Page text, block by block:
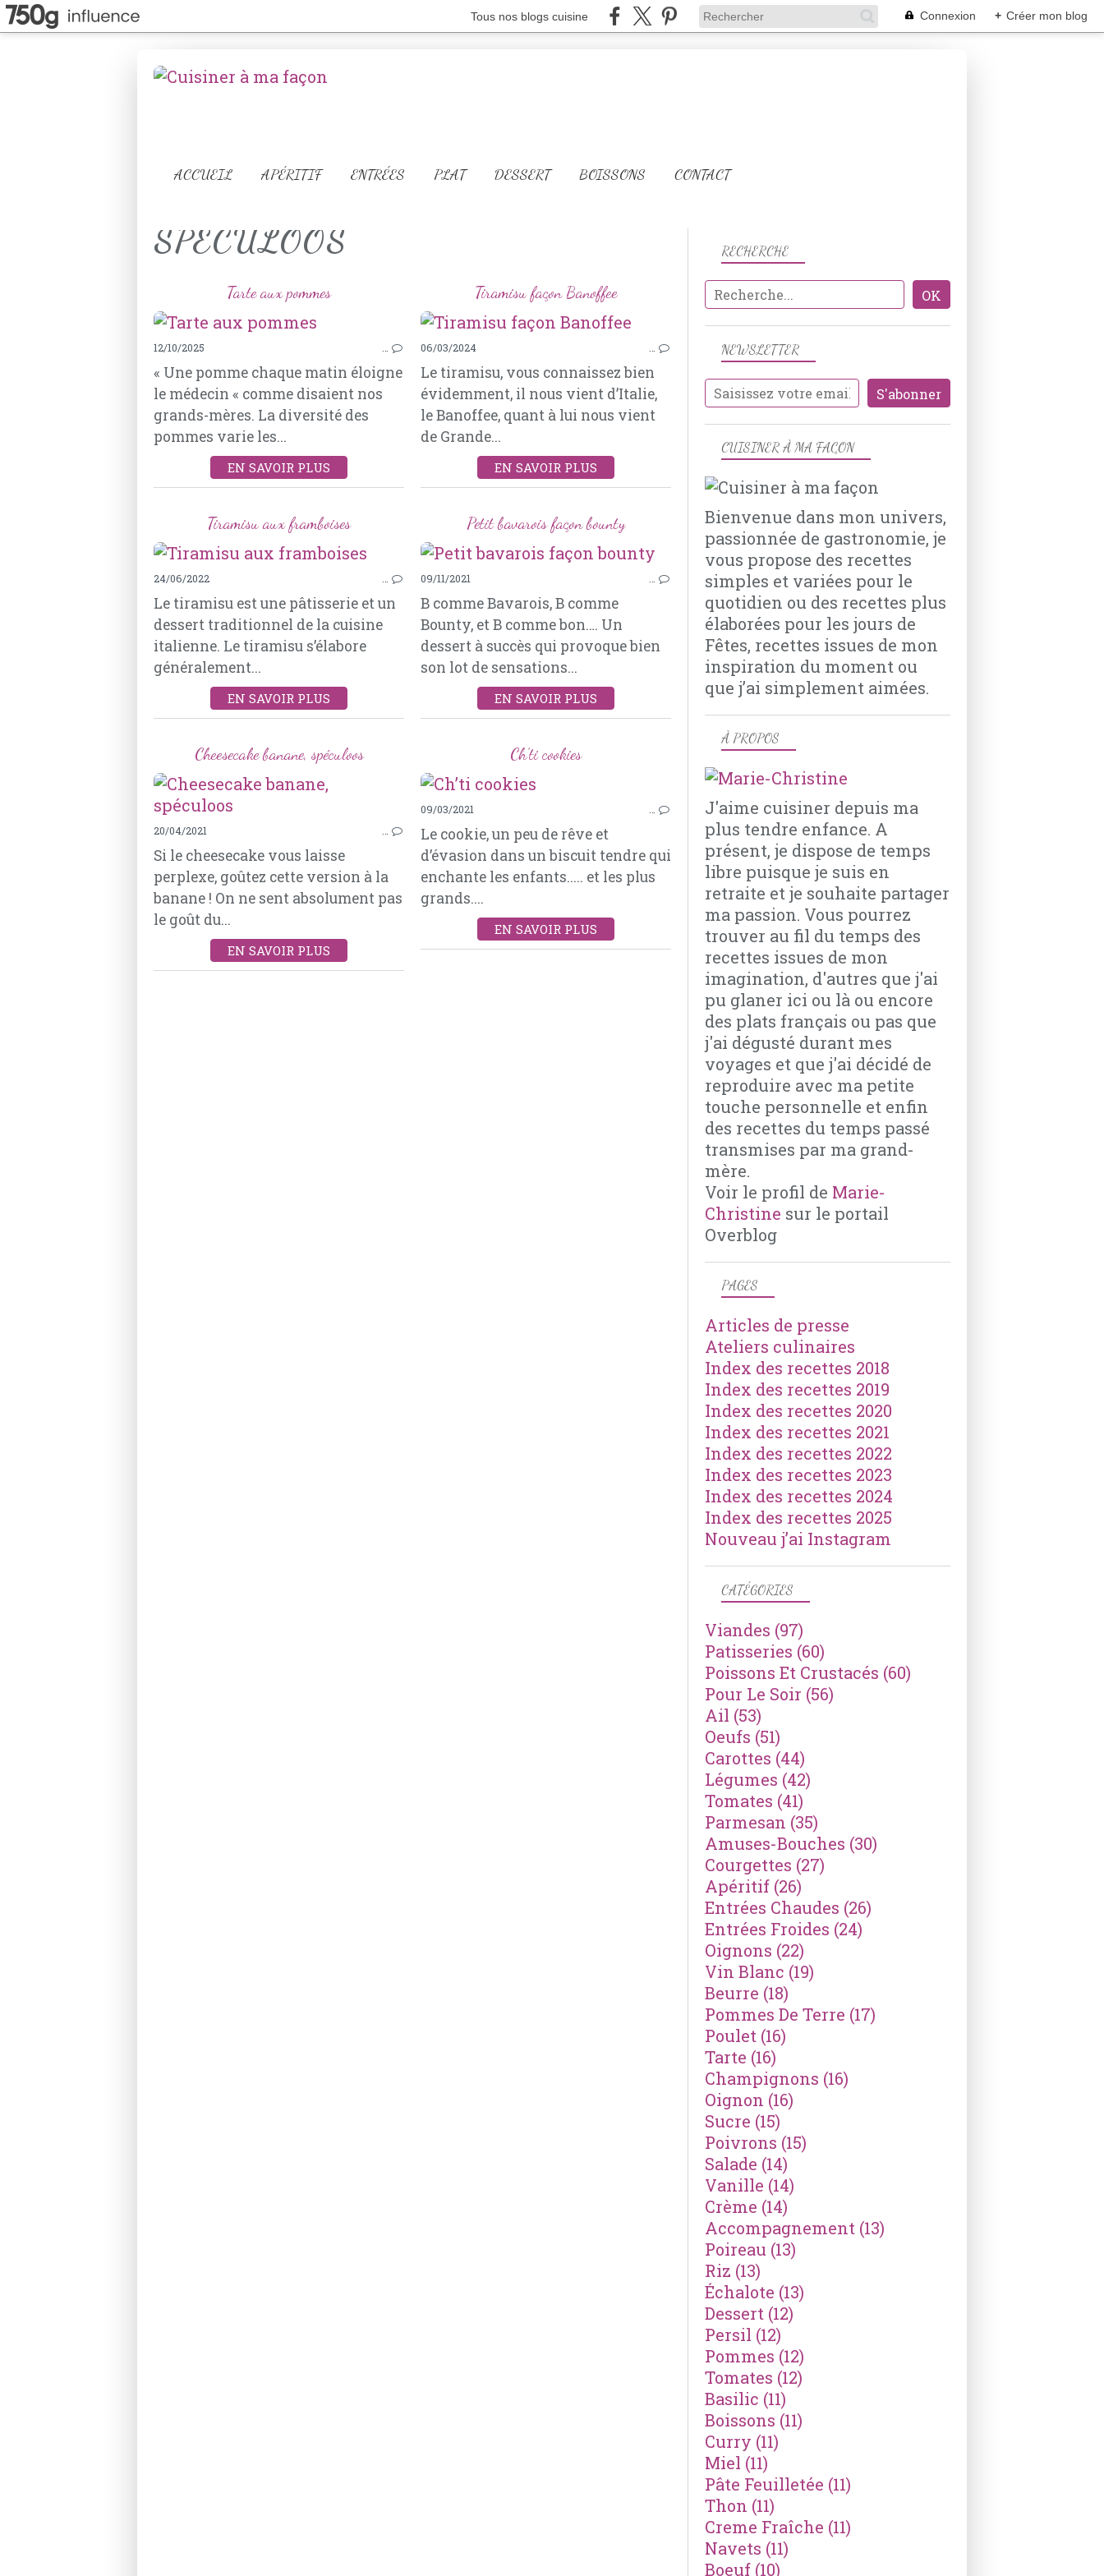
Tous nos blogs cuisine Connexion + Créer mon blog
ACCUEIL APÉRITIF ENTRÉES PLAT DESSERT BOISSONS CONTACT
SPECULOOS
Tarte aux pommes
PÂTE FEUILLETÉE
SUCRE
BEURRE
SPECULOOS
12/10/2025
« Une pomme chaque matin éloigne
le médecin « comme disaient nos
grands-mères. La diversité des
pommes varie les...
EN SAVOIR PLUS
Tiramisu façon Banoffee
PATISSERIES
SPECULOOS
OEUFS
BANANES
06/03/2024
Le tiramisu, vous connaissez bien
évidemment, il nous vient d’Italie,
le Banoffee, quant à lui nous vient
de Grande...
EN SAVOIR PLUS
Tiramisu aux framboises
PATISSERIES
MASCARPONE
BISCUITS THÉ
SPÉCULOOS
FRAMBOISES
KIRSCH
CACAO
24/06/2022
Le tiramisu est une pâtisserie et un
dessert traditionnel de la cuisine
italienne. Le tiramisu s’élabore
généralement...
EN SAVOIR PLUS
Petit bavarois façon bounty
PATISSERIES
NOIX DE COCO
LAIT DE COCO
SPÉCULOOS
BEURRE
SUCRE
CHOCOLAT
09/11/2021
B comme Bavarois, B comme
Bounty, et B comme bon…. Un
dessert à succès qui provoque bien
son lot de sensations...
EN SAVOIR PLUS
Cheesecake banane, spéculoos
BANANE
SPÉCULOOS
FROMAGE FRAIS
COULIS DE MANGUE
20/04/2021
Si le cheesecake vous laisse
perplexe, goûtez cette version à la
banane ! On ne sent absolument pas
le goût du...
EN SAVOIR PLUS
Ch’ti cookies
PATISSERIES
BISCUITS
CHOCOLAT
SPECULOOS
CASSONADE
09/03/2021
Le cookie, un peu de rêve et
d’évasion dans un biscuit tendre qui
enchante les enfants..... et les plus
grands....
EN SAVOIR PLUS
NEWSLETTER
RECHERCHE
CUISINER À MA FAÇON
Bienvenue dans mon univers,
passionnée de gastronomie, je
vous propose des recettes
simples et variées pour le
quotidien ou des recettes plus
élaborées pour les jours de
Fêtes, recettes issues de mon
inspiration du moment ou
que j’ai simplement aimées.
À PROPOS
J'aime cuisiner depuis ma
plus tendre enfance. A
présent, je dispose de temps
libre puisque je suis en
retraite et je souhaite partager
ma passion. Vous pourrez
trouver au fil du temps des
recettes issues de mon
imagination, d'autres que j'ai
pu glaner ici ou là ou encore
des plats français ou pas que
j'ai dégusté durant mes
voyages et que j'ai décidé de
reproduire avec ma petite
touche personnelle et enfin
des recettes du temps passé
transmises par ma grand-
mère.
Voir le profil de Marie-
Christine sur le portail
Overblog
PAGES
Articles de presse
Ateliers culinaires
Index des recettes 2018
Index des recettes 2019
Index des recettes 2020
Index des recettes 2021
Index des recettes 2022
Index des recettes 2023
Index des recettes 2024
Index des recettes 2025
Nouveau j’ai Instagram
CATÉGORIES
Viandes (97)
Patisseries (60)
Poissons Et Crustacés (60)
Pour Le Soir (56)
Ail (53)
Oeufs (51)
Carottes (44)
Légumes (42)
Tomates (41)
Parmesan (35)
Amuses-Bouches (30)
Courgettes (27)
Apéritif (26)
Entrées Chaudes (26)
Entrées Froides (24)
Oignons (22)
Vin Blanc (19)
Beurre (18)
Pommes De Terre (17)
Poulet (16)
Tarte (16)
Champignons (16)
Oignon (16)
Sucre (15)
Poivrons (15)
Salade (14)
Vanille (14)
Crème (14)
Accompagnement (13)
Poireau (13)
Riz (13)
Échalote (13)
Dessert (12)
Persil (12)
Pommes (12)
Tomates (12)
Basilic (11)
Boissons (11)
Curry (11)
Miel (11)
Pâte Feuilletée (11)
Thon (11)
Creme Fraîche (11)
Navets (11)
Boeuf (10)